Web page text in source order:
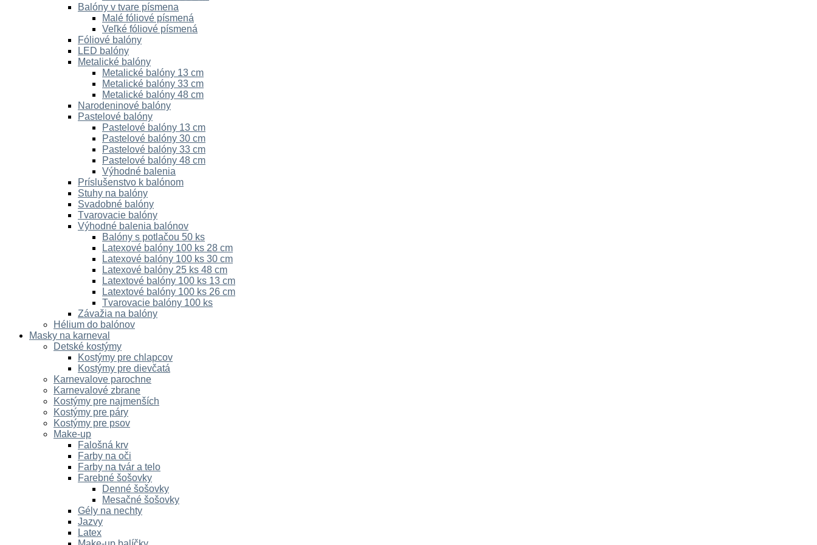
Balóny v tvare písmena
Malé fóliové písmená
Veľké fóliové písmená
Fóliové balóny
LED balóny
Metalické balóny
Metalické balóny 13 cm
Metalické balóny 33 cm
Metalické balóny 48 cm
Narodeninové balóny
Pastelové balóny
Pastelové balóny 13 cm
Pastelové balóny 30 cm
Pastelové balóny 33 cm
Pastelové balóny 48 cm
Výhodné balenia
Príslušenstvo k balónom
Stuhy na balóny
Svadobné balóny
Tvarovacie balóny
Výhodné balenia balónov
Balóny s potlačou 50 ks
Latexové balóny 100 ks 28 cm
Latexové balóny 100 ks 30 cm
Latexové balóny 25 ks 48 cm
Latextové balóny 100 ks 13 cm
Latextové balóny 100 ks 26 cm
Tvarovacie balóny 100 ks
Závažia na balóny
Hélium do balónov
Masky na karneval
Detské kostýmy
Kostýmy pre chlapcov
Kostýmy pre dievčatá
Karnevalove parochne
Karnevalové zbrane
Kostýmy pre najmenších
Kostýmy pre páry
Kostýmy pre psov
Make-up
Falošná krv
Farby na oči
Farby na tvár a telo
Farebné šošovky
Denné šošovky
Mesačné šošovky
Gély na nechty
Jazvy
Latex